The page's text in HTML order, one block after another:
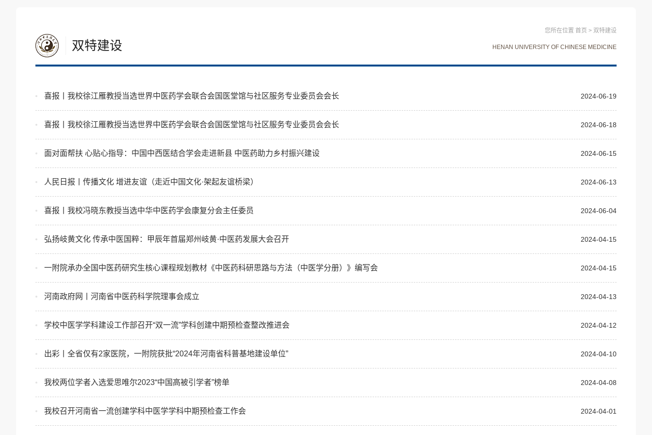
您所在位置 首页 > 双特建设
双特建设 HENAN UNIVERSITY OF CHINESE MEDICINE
喜报丨我校徐江雁教授当选世界中医药学会联合会国医堂馆与社区服务专业委员会会长 2024-06-19
喜报丨我校徐江雁教授当选世界中医药学会联合会国医堂馆与社区服务专业委员会会长 2024-06-18
面对面帮扶 心贴心指导：中国中西医结合学会走进新县 中医药助力乡村振兴建设 2024-06-15
人民日报丨传播文化 增进友谊（走近中国文化·架起友谊桥梁） 2024-06-13
喜报丨我校冯晓东教授当选中华中医药学会康复分会主任委员 2024-06-04
弘扬岐黄文化 传承中医国粹：甲辰年首届郑州岐黄·中医药发展大会召开 2024-04-15
一附院承办全国中医药研究生核心课程规划教材《中医药科研思路与方法（中医学分册）》编写会 2024-04-15
​河南政府网丨河南省中医药科学院理事会成立 2024-04-13
学校中医学学科建设工作部召开“双一流”学科创建中期预检查整改推进会 2024-04-12
出彩丨全省仅有2家医院，一附院获批“2024年河南省科普基地建设单位” 2024-04-10
我校两位学者入选爱思唯尔2023“中国高被引学者”榜单 2024-04-08
我校召开河南省一流创建学科中医学学科中期预检查工作会 2024-04-01